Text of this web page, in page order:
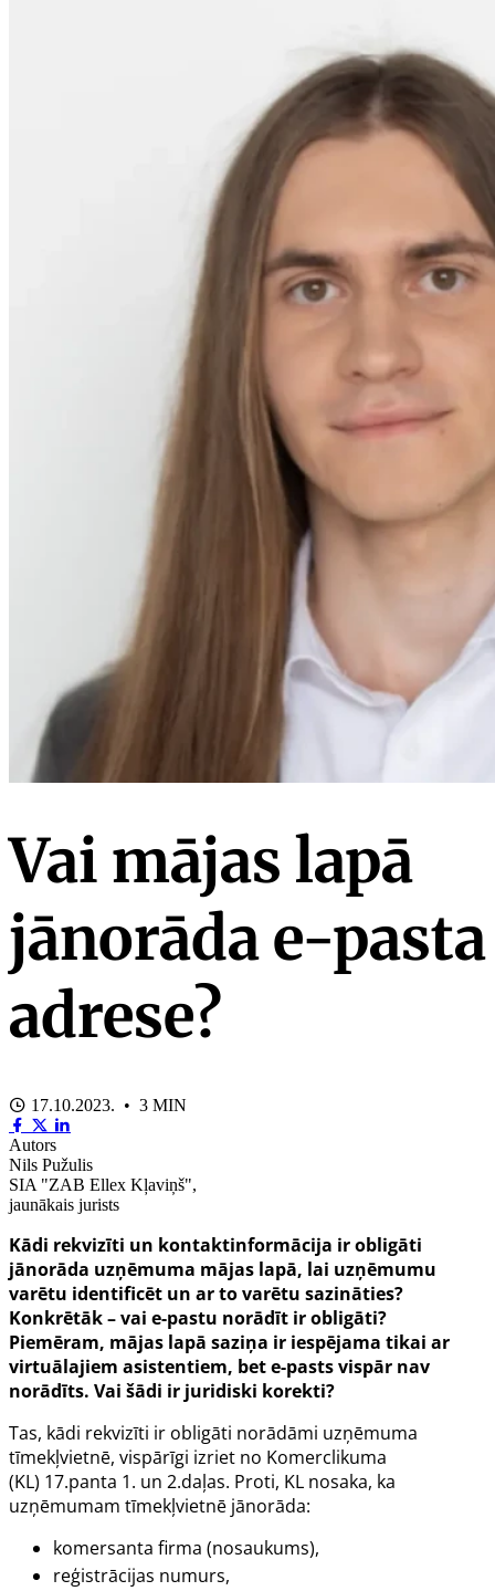
Vai mājas lapā
jānorāda e-pasta
adrese?
17.10.2023. • 3 MIN
Autors
Nils Pužulis
SIA "ZAB Ellex Kļaviņš",
jaunākais jurists
Kādi rekvizīti un kontaktinformācija ir obligāti
jānorāda uzņēmuma mājas lapā, lai uzņēmumu
varētu identificēt un ar to varētu sazināties?
Konkrētāk – vai e-pastu norādīt ir obligāti?
Piemēram, mājas lapā saziņa ir iespējama tikai ar
virtuālajiem asistentiem, bet e-pasts vispār nav
norādīts. Vai šādi ir juridiski korekti?
Tas, kādi rekvizīti ir obligāti norādāmi uzņēmuma
tīmekļvietnē, vispārīgi izriet no Komerclikuma
(KL) 17.panta 1. un 2.daļas. Proti, KL nosaka, ka
uzņēmumam tīmekļvietnē jānorāda:
komersanta firma (nosaukums),
reģistrācijas numurs,